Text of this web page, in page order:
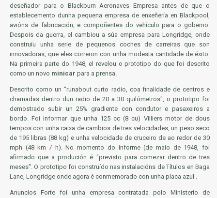
deseñador para o Blackburn Aeronaves Empresa antes de que o
establecemento dunha pequena empresa de enxeñería en Blackpool,
avións de fabricación, e compoñentes do vehículo para o goberno.
Despois da guerra, el cambiou a súa empresa para Longridge, onde
construíu unha serie de pequenos coches de carreiras que son
innovadoras, que eles correron con unha modesta cantidade de éxito.
Na primeira parte do 1948, el revelou o prototipo do que foi descrito
como un novo minicar para a prensa.
Descrito como un "runabout curto radio, coa finalidade de centros e
chamadas dentro dun radio de 20 a 30 quilómetros", o prototipo foi
demostrado subir un 25% gradiente con condutor e pasaxeiros a
bordo. Foi informar que unha 125 cc (8 cu) Villiers motor de dous
tempos con unha caixa de cambios de tres velocidades, un peso seco
de 195 libras (88 kg) e unha velocidade de cruceiro de ao redor de 30
mph (48 km / h). No momento do informe (de maio de 1948, foi
afirmado que a produción é "previsto para comezar dentro de tres
meses". O prototipo foi construído nas instalacións de Títulos en Baga
Lane, Longridge onde agora é conmemorado con unha placa azul .
Anuncios Forte foi unha empresa contratada polo Ministerio de